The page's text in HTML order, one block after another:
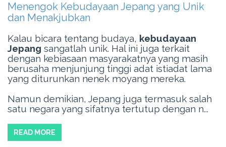
Menengok Kebudayaan Jepang yang Unik
dan Menakjubkan
Kalau bicara tentang budaya, kebudayaan
Jepang sangatlah unik. Hal ini juga terkait
dengan kebiasaan masyarakatnya yang masih
berusaha menjunjung tinggi adat istiadat lama
yang diturunkan nenek moyang mereka.
Namun demikian, Jepang juga termasuk salah
satu negara yang sifatnya tertutup dengan n...
READ MORE